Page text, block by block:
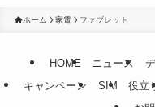
ホーム 家電 ファブレット
HOME ニュース
キャンペーン
SIM 役立